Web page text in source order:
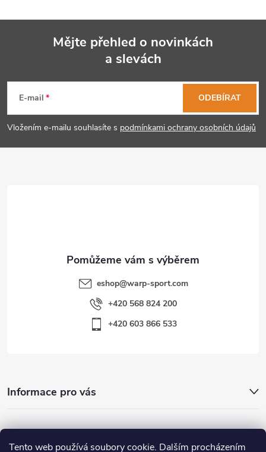
Tento web používá soubory cookie. Dalším procházením
p
Mějte přehled o novinkách
a slevách
E-mail
Vložením e-mailu souhlasíte s podmínkami ochrany osobních údajů
ODEBÍRAT
eshop@warp-sport.com
+420 568 824 200
+420 603 866 533
Informace pro vás
Nejhledanější